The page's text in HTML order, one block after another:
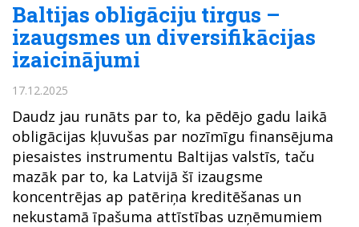
Baltijas obligāciju tirgus –
izaugsmes un diversifikācijas
izaicinājumi
17.12.2025
Daudz jau runāts par to, ka pēdējo gadu laikā
obligācijas kļuvušas par nozīmīgu finansējuma
piesaistes instrumentu Baltijas valstīs, taču
mazāk par to, ka Latvijā šī izaugsme
koncentrējas ap patēriņa kreditēšanas un
nekustamā īpašuma attīstības uzņēmumiem